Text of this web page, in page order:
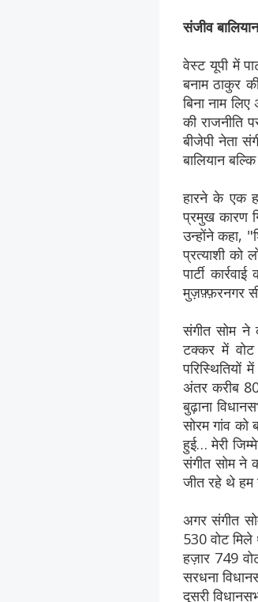
संजीव
वेस्ट यूपी में
बनाम ठाकुर
बिना नाम
की राजनीति
बीजेपी नेता
बालियान
हारने के एक
प्रमुख कारण
उन्होंने कहा,
प्रत्याशी को
पार्टी
मुज़फ़्फ़रनगर
संगीत सोम ने
टक्कर में वोट
अंतर करीब
बुढ़ाना
सोरम गांव को
हुई… मेरी
संगीत सोम ने
जीत रहे थे हम
अगर संगीत
530 वोट
हज़ार 749
सरधना
दूसरी